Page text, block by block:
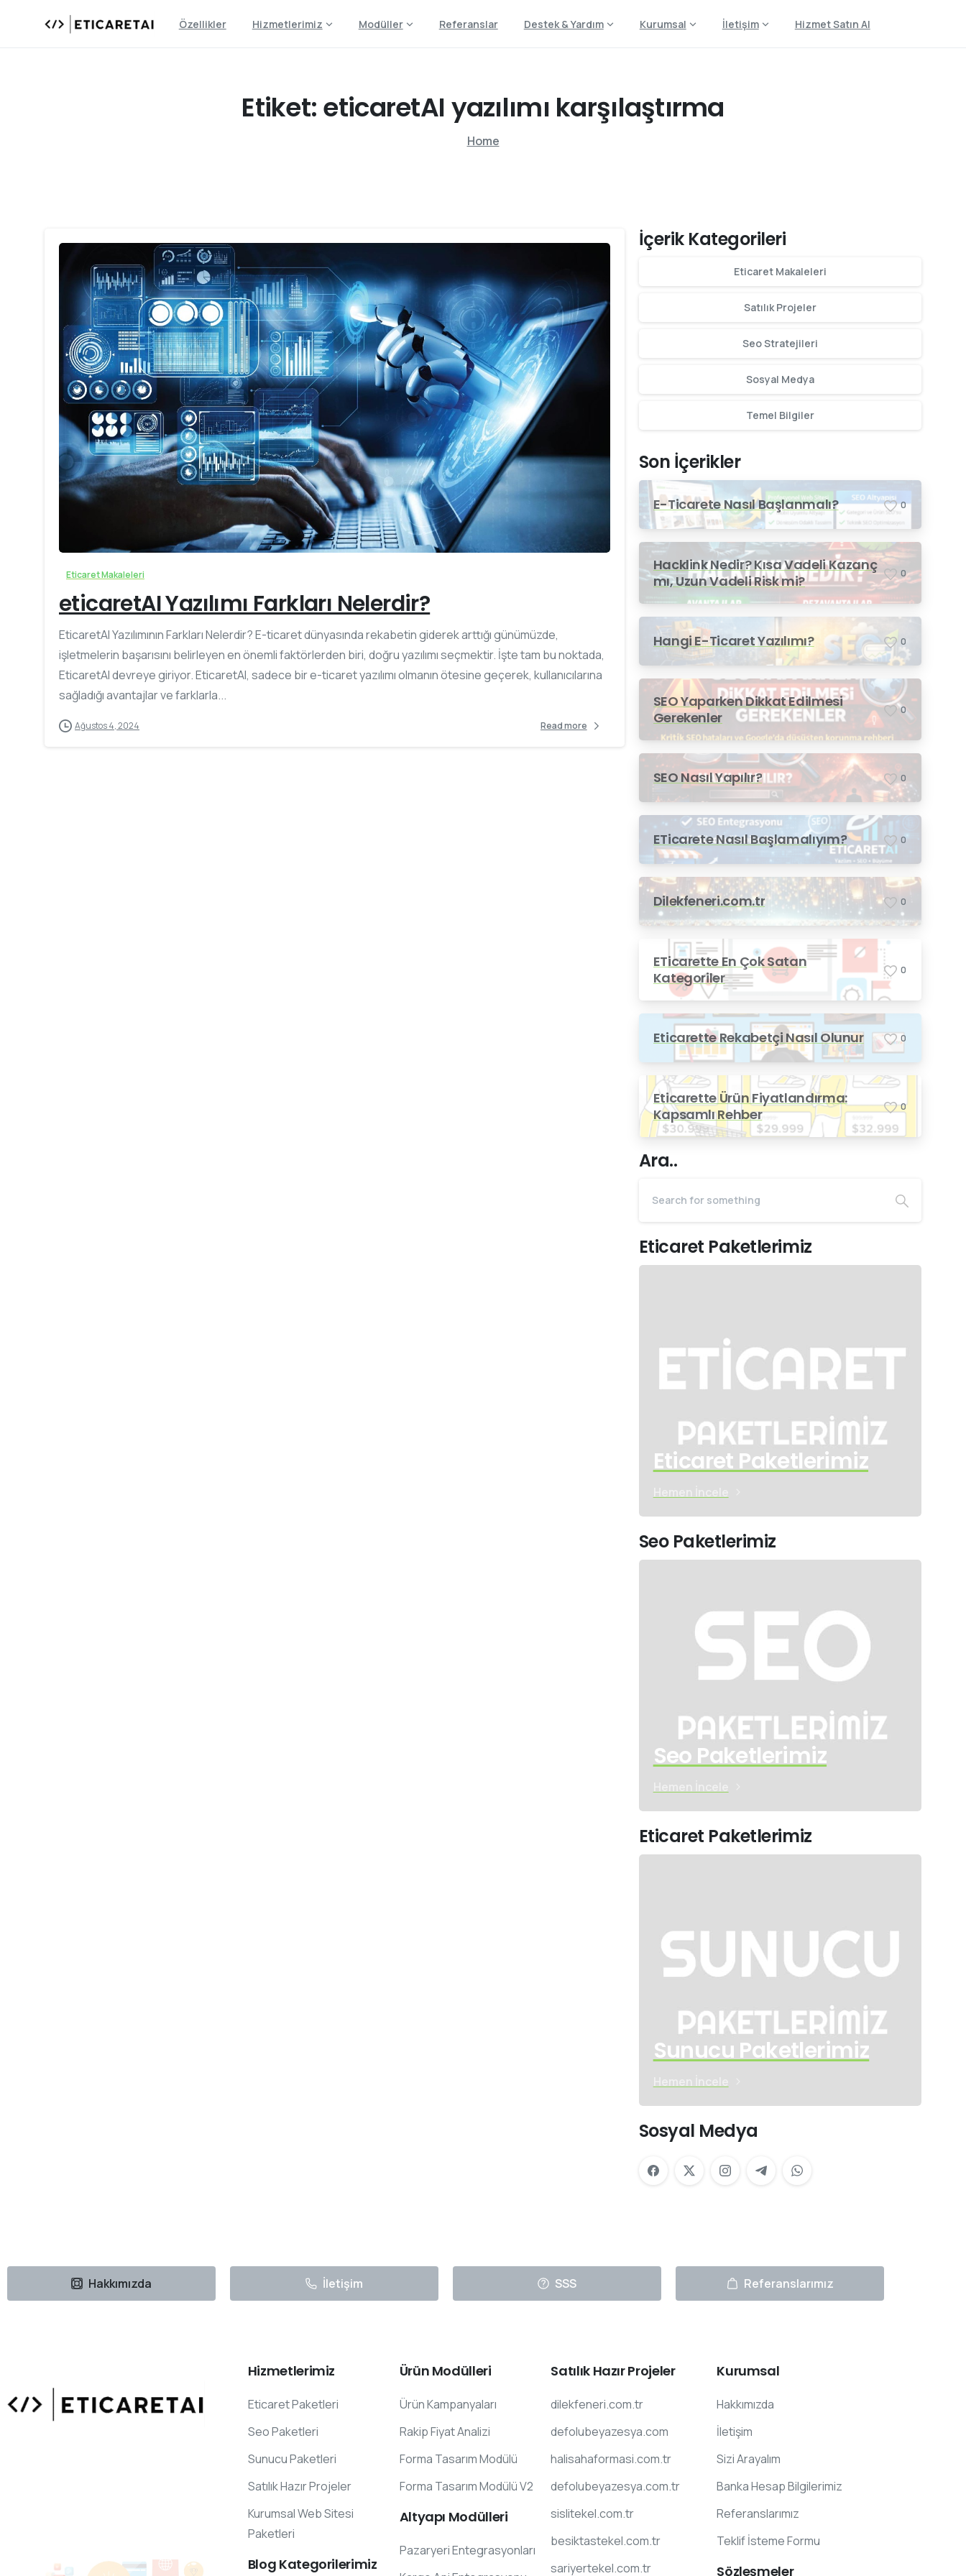
Özellikler Hizmetlerimiz Modüller Referanslar Destek & Yardım Kurumsal İletişim Hizmet Satın Al
Etiket:eticaretAIyazılımı karşılaştırma
Home
Eticaret Makaleleri
eticaretAI Yazılımı Farkları Nelerdir?
EticaretAI Yazılımının Farkları Nelerdir? E-ticaret dünyasında rekabetin giderek arttığı günümüzde,
işletmelerin başarısını belirleyen en önemli faktörlerden biri, doğru yazılımı seçmektir. İşte tam bu noktada,
EticaretAI devreye giriyor. EticaretAI, sadece bir e-ticaret yazılımı olmanın ötesine geçerek, kullanıcılarına
sağladığı avantajlar ve farklarla...
Ağustos 4, 2024 Read more
İçerik Kategorileri
Eticaret Makaleleri
Satılık Projeler
Seo Stratejileri
Sosyal Medya
Temel Bilgiler
Son İçerikler
E-Ticarete Nasıl Başlanmalı? 0
Hacklink Nedir? Kısa Vadeli Kazanç
mı, Uzun Vadeli Risk mi?
0
Hangi E-Ticaret Yazılımı? 0
SEO Yaparken Dikkat Edilmesi
Gerekenler
0
SEO Nasıl Yapılır? 0
ETicarete Nasıl Başlamalıyım? 0
Dilekfeneri.com.tr 0
ETicarette En Çok Satan
Kategoriler
0
Eticarette Rekabetçi Nasıl Olunur 0
Eticarette Ürün Fiyatlandırma:
Kapsamlı Rehber
0
Ara..
Eticaret Paketlerimiz
Eticaret Paketlerimiz
Seo Paketlerimiz
Seo Paketlerimiz
Eticaret Paketlerimiz
Sunucu Paketlerimiz
Sosyal Medya
Hakkımızda İletişim SSS Referanslarımız
Hizmetlerimiz
Eticaret Paketleri
Seo Paketleri
Sunucu Paketleri
Satılık Hazır Projeler
Kurumsal Web Sitesi
Paketleri
Blog Kategorilerimiz
Ürün Modülleri
Ürün Kampanyaları
Rakip Fiyat Analizi
Forma Tasarım Modülü
Forma Tasarım Modülü V2
Altyapı Modülleri
Pazaryeri Entegrasyonları
Satılık HazırProjeler
dilekfeneri.com.tr
defolubeyazesya.com
halisahaformasi.com.tr
defolubeyazesya.com.tr
sislitekel.com.tr
besiktastekel.com.tr
sariyertekel.com.tr
Kurumsal
Hakkımızda
İletişim
Sizi Arayalım
Banka Hesap Bilgilerimiz
Referanslarımız
Teklif İsteme Formu
Sözleşmeler